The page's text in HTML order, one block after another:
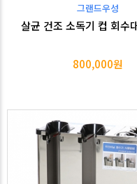
그랜드우성
살균 건조 소독기 컵 회수
800,000원